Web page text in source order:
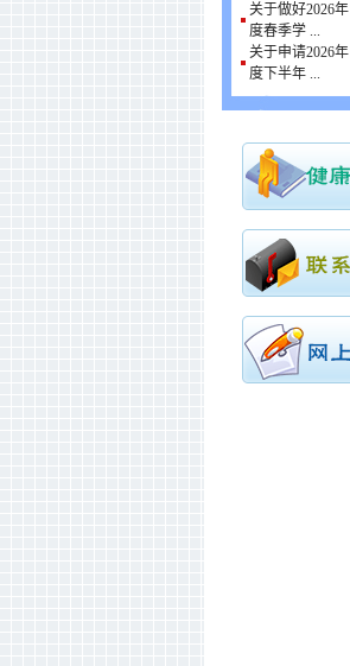
关于做好2026年
度春季学 ...
关于申请2026年
度下半年 ...